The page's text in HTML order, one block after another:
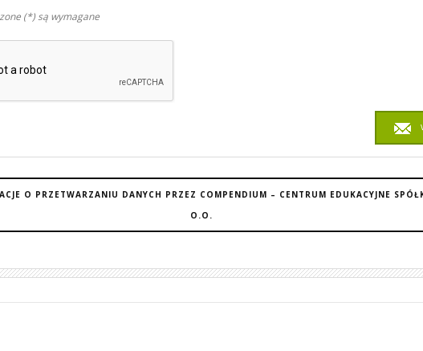
(*) są wymagane
O PRZETWARZANIU DANYCH PRZEZ COMPENDIUM – CENTRUM EDUKACYJNE
O.O.